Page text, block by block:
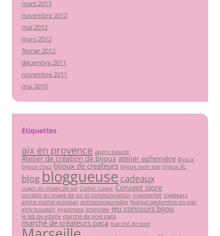
mars 2013
novembre 2012
mai 2012
mars 2012
février 2012
décembre 2011
novembre 2011
mai 2010
Étiquettes
aix en provence apéro beauté
Atelier de création de bijoux atelier ephemère Bijoux
bijoux chics bijoux de createurs bijoux over size bijoux XL
blogbloggueuse cadeaux
coach en image de soi Collier Coeur Concept store
conseils en image de soi et communication creamarket createurs
emilie michel grosjean entrepreneurielles festival septembre en mer
girly boudoir hyppiness interview jeu concours bijou
le lab by estelle marche de noel paca
marché de créateurs paca marché de noel